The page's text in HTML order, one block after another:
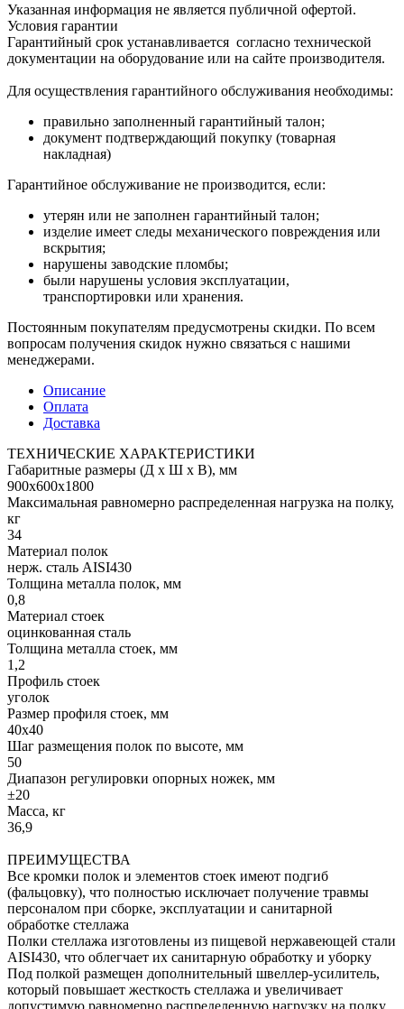
Указанная информация не является публичной офертой.
Условия гарантии
Гарантийный срок устанавливается согласно технической
документации на оборудование или на сайте производителя.
Для осуществления гарантийного обслуживания необходимы:
правильно заполненный гарантийный талон;
документ подтверждающий покупку (товарная
накладная)
Гарантийное обслуживание не производится, если:
утерян или не заполнен гарантийный талон;
изделие имеет следы механического повреждения или
вскрытия;
нарушены заводские пломбы;
были нарушены условия эксплуатации,
транспортировки или хранения.
Постоянным покупателям предусмотрены скидки. По всем
вопросам получения скидок нужно связаться с нашими
менеджерами.
Описание
Оплата
Доставка
ТЕХНИЧЕСКИЕ ХАРАКТЕРИСТИКИ
Габаритные размеры (Д х Ш х В), мм
900х600х1800
Максимальная равномерно распределенная нагрузка на полку,
кг
34
Материал полок
нерж. сталь AISI430
Толщина металла полок, мм
0,8
Материал стоек
оцинкованная сталь
Толщина металла стоек, мм
1,2
Профиль стоек
уголок
Размер профиля стоек, мм
40х40
Шаг размещения полок по высоте, мм
50
Диапазон регулировки опорных ножек, мм
±20
Масса, кг
36,9
ПРЕИМУЩЕСТВА
Все кромки полок и элементов стоек имеют подгиб
(фальцовку), что полностью исключает получение травмы
персоналом при сборке, эксплуатации и санитарной
обработке стеллажа
Полки стеллажа изготовлены из пищевой нержавеющей стали
AISI430, что облегчает их санитарную обработку и уборку
Под полкой размещен дополнительный швеллер-усилитель,
который повышает жесткость стеллажа и увеличивает
допустимую равномерно распределенную нагрузку на полку